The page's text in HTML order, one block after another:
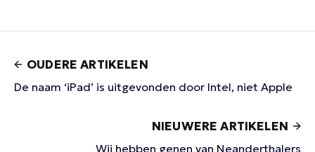
OUDERE ARTIKELEN
De naam ‘iPad’ is uitgevonden door Intel, niet Apple
NIEUWERE ARTIKELEN
Wij hebben genen van Neanderthalers